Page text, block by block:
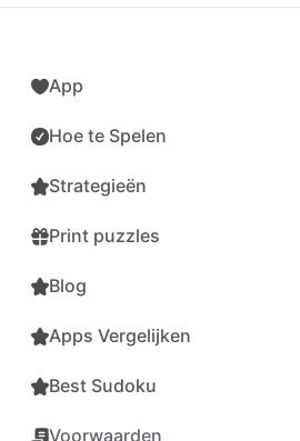
App
Hoe te Spelen
Strategieën
Print puzzles
Blog
Apps Vergelijken
Best Sudoku
Voorwaarden